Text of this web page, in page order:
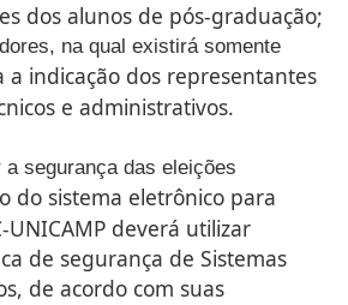
dos alunos de pós-graduação;
na qual existirá somente
a indicação dos representantes
e administrativos.
segurança das eleições
do sistema eletrônico para
UNICAMP deverá utilizar
de segurança de Sistemas
de acordo com suas